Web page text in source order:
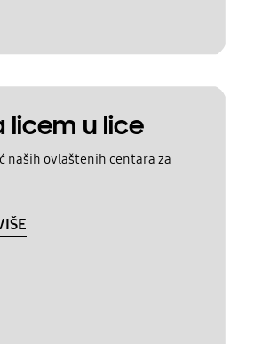
licem u lice
naših ovlaštenih centara za